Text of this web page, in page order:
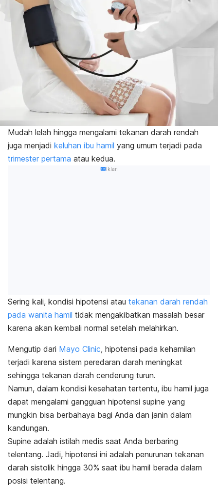
Mudah lelah hingga mengalami tekanan darah rendah
juga menjadi keluhan ibu hamil yang umum terjadi pada
trimester pertama atau kedua.
Iklan
Sering kali, kondisi hipotensi atau tekanan darah rendah
pada wanita hamil tidak mengakibatkan masalah besar
karena akan kembali normal setelah melahirkan.
Mengutip dari Mayo Clinic, hipotensi pada kehamilan
terjadi karena sistem peredaran darah meningkat
sehingga tekanan darah cenderung turun.
Namun, dalam kondisi kesehatan tertentu, ibu hamil juga
dapat mengalami gangguan hipotensi supine yang
mungkin bisa berbahaya bagi Anda dan janin dalam
kandungan.
Supine adalah istilah medis saat Anda berbaring
telentang. Jadi, hipotensi ini adalah penurunan tekanan
darah sistolik hingga 30% saat ibu hamil berada dalam
posisi telentang.